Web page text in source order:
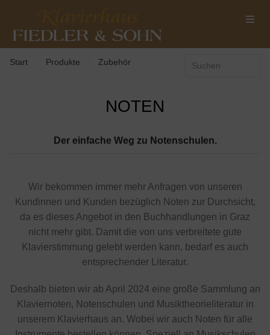
Start Produkte Zubehör
NOTEN
Der einfache Weg zu Notenschulen.
Wir bekommen immer mehr Anfragen von unseren
Kundinnen und Kunden bezüglich Noten zur Durchsicht,
da es dieses Angebot in den Buchhandlungen in Graz
nicht mehr gibt. Damit die von uns verbreitete gute
Klavierstimmung gelebt werden kann, bedarf es auch
entsprechender Literatur.
Deshalb bieten wir ab April 2024 eine große Sammlung an
Klaviernoten, Notenschulen und Musiktheorieliteratur in
unserem Klavierhaus an. Wobei wir auch Noten für alle